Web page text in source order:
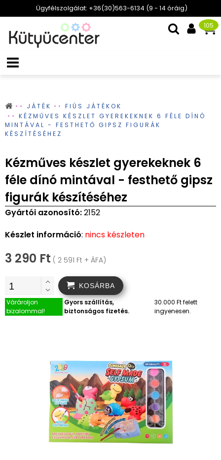
Ügyfélszolgálat: +36(30)563-6134 (9 - 14 óráig)
105
JÁTÉK
FIÚS JÁTÉKOK
KÉZMŰVES KÉSZLET GYEREKEKNEK 6 FÉLE DÍNÓ
MINTÁVAL - FESTHETŐ GIPSZ FIGURÁK
KÉSZÍTÉSÉHEZ
Kézműves készlet gyerekeknek 6
féle dínó mintával - festhető gipsz
figurák készítéséhez
Gyártói azonosító:2152
Készlet információ: nincs készleten
3 290 Ft ( 2 591 Ft + ÁFA)
KOSÁRBA
Várároljon
bizalommal!
Gyors szállítás,
biztonságos fizetés.
30.000 Ft felett
ingyenesen.